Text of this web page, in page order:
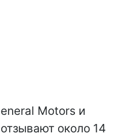
Motors и
около 14